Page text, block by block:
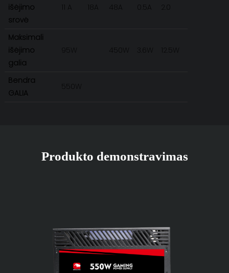
išėjimo
srovė
11 A 18A 48A 0.5A 2.0
Maksimali
išėjimo
galia
95W 450W 3.6W 12.5W
Bendra
GALIA
550W
Produkto demonstravimas